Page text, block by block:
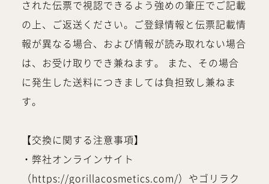
された伝票で視認できるよう強めの筆圧でご記載
の上、ご返送ください。ご登録情報と伝票記載情
報が異なる場合、および情報が読み取れない場合
は、お受け取りでき兼ねます。 また、その場合
に発生した送料につきましては負担致し兼ねま
す。
【交換に関する注意事項】
・弊社オンラインサイト
（https://gorillacosmetics.com/）やゴリラク